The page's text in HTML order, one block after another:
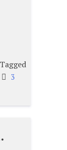
Tagged
3